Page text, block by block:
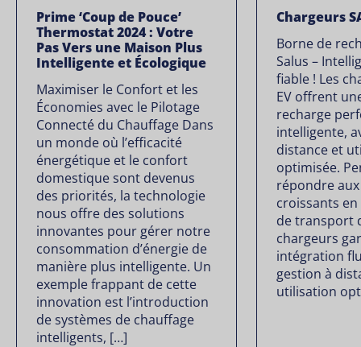
Prime ‘Coup de Pouce’
Thermostat 2024 : Votre
Pas Vers une Maison Plus
Intelligente et Écologique
Maximiser le Confort et les
Économies avec le Pilotage
Connecté du Chauffage Dans
un monde où l’efficacité
énergétique et le confort
domestique sont devenus
des priorités, la technologie
nous offre des solutions
innovantes pour gérer notre
consommation d’énergie de
manière plus intelligente. Un
exemple frappant de cette
innovation est l’introduction
de systèmes de chauffage
intelligents, […]
Chargeurs
Borne de
Salus –
fiable ! Les
EV offrent
recharge
intelligente,
distance et
optimisée.
répondre
croissants
de transport
chargeurs
intégration
gestion à
utilisation